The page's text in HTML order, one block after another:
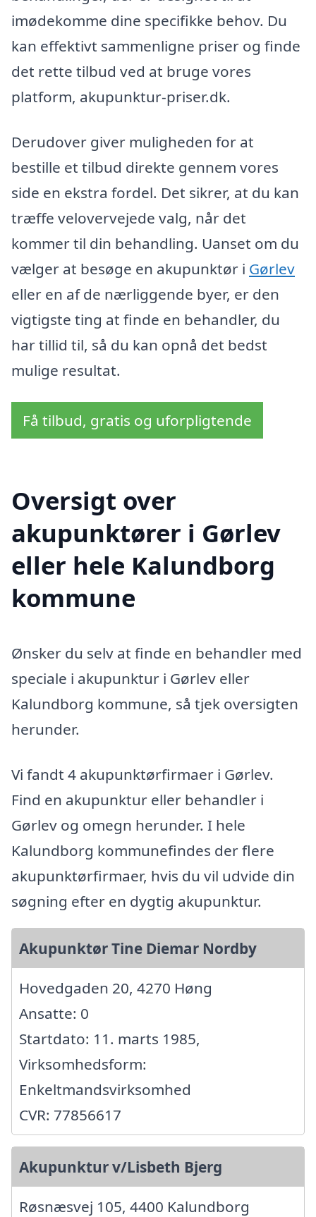
imødekomme dine specifikke behov. Du
kan effektivt sammenligne priser og finde
det rette tilbud ved at bruge vores
platform, akupunktur-priser.dk.
Derudover giver muligheden for at
bestille et tilbud direkte gennem vores
side en ekstra fordel. Det sikrer, at du kan
træffe velovervejede valg, når det
kommer til din behandling. Uanset om du
vælger at besøge en akupunktør i Gørlev
eller en af de nærliggende byer, er den
vigtigste ting at finde en behandler, du
har tillid til, så du kan opnå det bedst
mulige resultat.
Få tilbud, gratis og uforpligtende
Oversigt over
akupunktører i Gørlev
eller hele Kalundborg
kommune
Ønsker du selv at finde en behandler med
speciale i akupunktur i Gørlev eller
Kalundborg kommune, så tjek oversigten
herunder.
Vi fandt 4 akupunktørfirmaer i Gørlev.
Find en akupunktur eller behandler i
Gørlev og omegn herunder. I hele
Kalundborg kommunefindes der flere
akupunktørfirmaer, hvis du vil udvide din
søgning efter en dygtig akupunktur.
Akupunktør Tine Diemar Nordby
Hovedgaden 20, 4270 Høng
Ansatte: 0
Startdato: 11. marts 1985,
Virksomhedsform:
Enkeltmandsvirksomhed
CVR: 77856617
Akupunktur v/Lisbeth Bjerg
Røsnæsvej 105, 4400 Kalundborg